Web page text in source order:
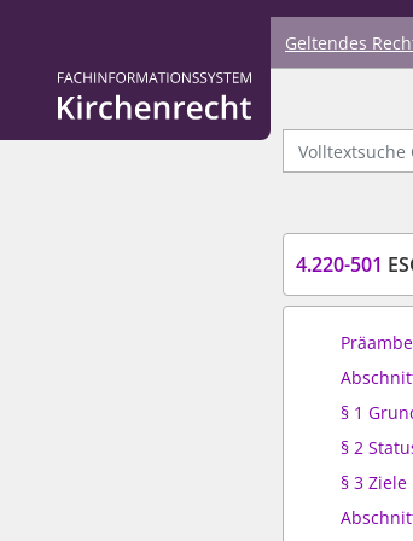
Logo Fachinformationssystem Kirchenrecht
Geltendes
Volltextsuche
4.220-501
§ 1
§ 2
§ 3